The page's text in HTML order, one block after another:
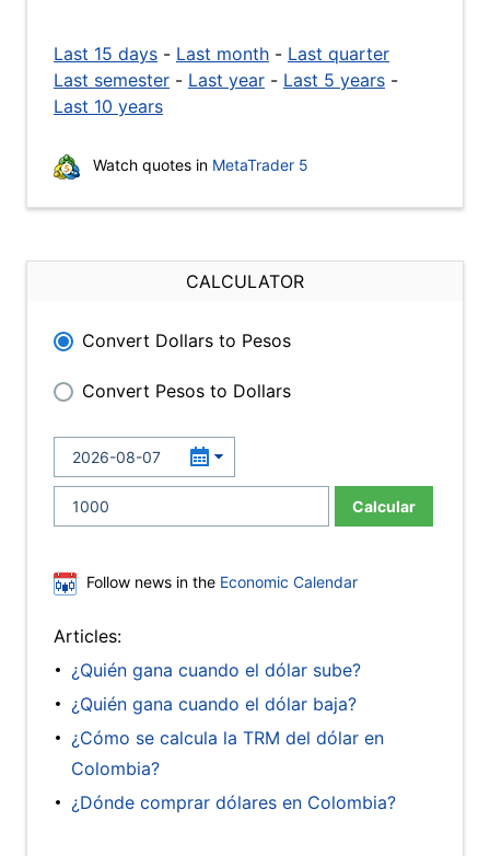
Last 15 days - Last month - Last quarter
Last semester - Last year - Last 5 years -
Last 10 years
Watch quotes in MetaTrader 5
CALCULATOR
Convert Dollars to Pesos
Convert Pesos to Dollars
Calcular
Follow news in the Economic Calendar
Articles:
¿Quién gana cuando el dólar sube?
¿Quién gana cuando el dólar baja?
¿Cómo se calcula la TRM del dólar en
Colombia?
¿Dónde comprar dólares en Colombia?